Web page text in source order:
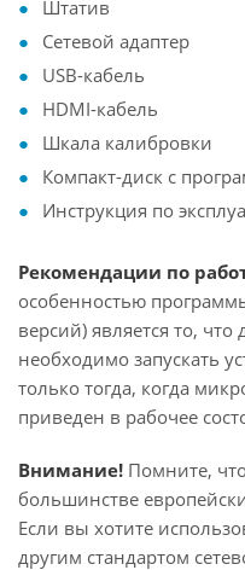
Штатив
Сетевой адаптер
USB-кабель
HDMI-кабель
Шкала калибровки
Компакт-диск с
Инструкция по
Рекомендации по
особенностью
версий) является то,
необходимо запускать
только тогда, когда
приведен в рабочее
Внимание! Помните,
большинстве
Если вы хотите
другим стандартом